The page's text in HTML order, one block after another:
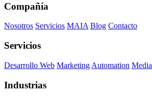
Compañía
Nosotros Servicios MAIA Blog Contacto
Servicios
Desarrollo Web Marketing Automation Media
Industrias